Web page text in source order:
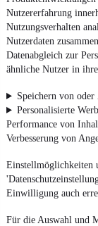
Nutzererfahrung
Nutzungsverhalten
Nutzerdaten
Datenabgleich zur
ähnliche Nutzer in
Speichern von
Personalisierte
Performance von
Verbesserung von
Einstellmöglichkeiten
Einwilligung auch
Für die Auswahl und
¹MwSt. ausweisbar